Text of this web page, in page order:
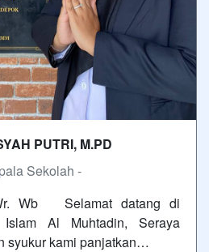
PUTRI, M.PD
Sekolah -
Wb Selamat datang di
Al Muhtadin, Seraya
syukur kami panjatkan…